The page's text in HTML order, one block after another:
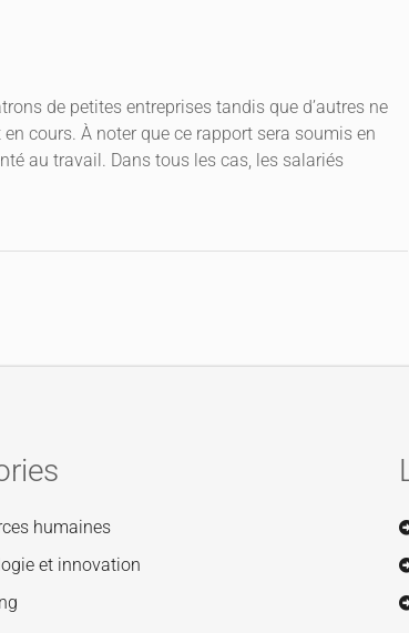
de petites entreprises tandis que d’autres ne
cours. À noter que ce rapport sera soumis en
au travail. Dans tous les cas, les salariés
humaines
et innovation